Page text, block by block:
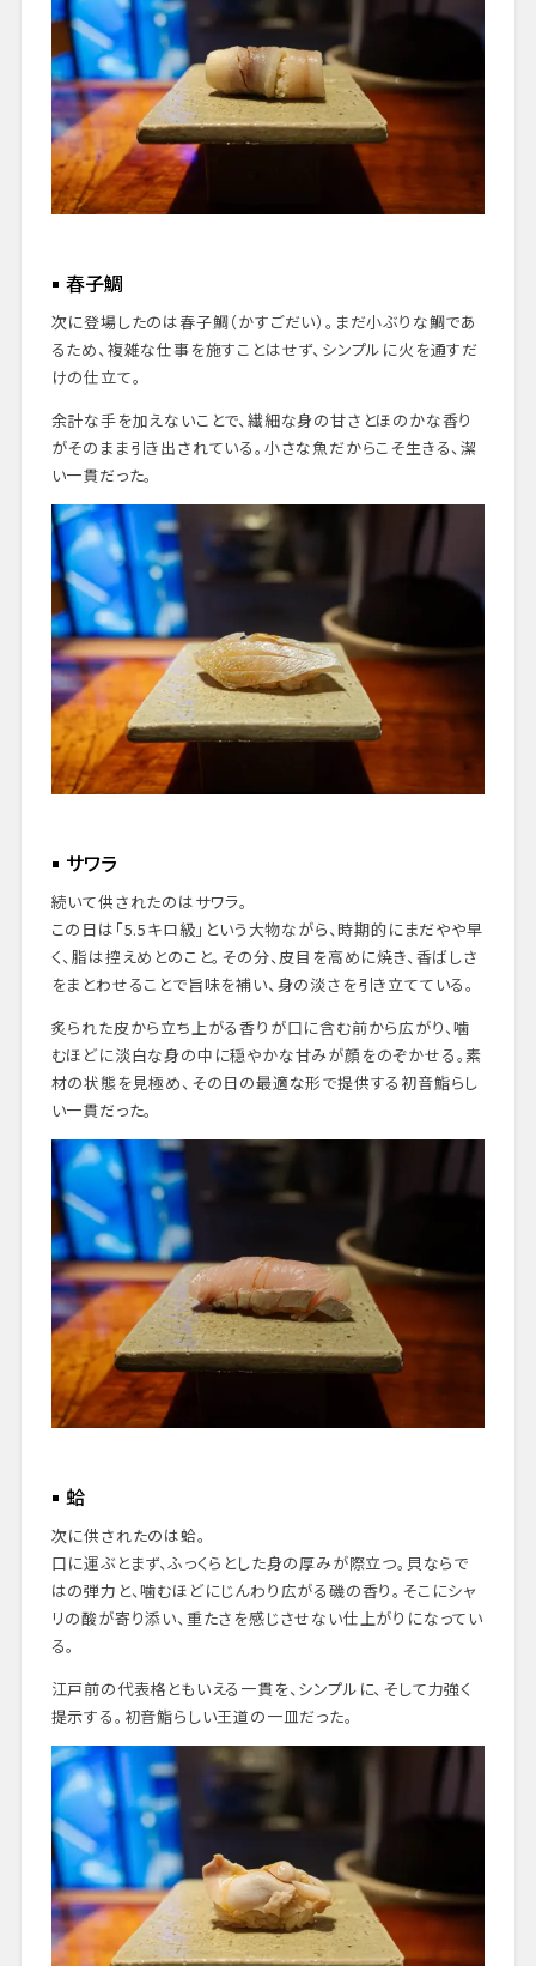
春子鯛
次に登場したのは春子鯛（かすごだい）。まだ小ぶりな鯛であ
るため、複雑な仕事を施すことはせず、シンプルに火を通すだ
けの仕立て。
余計な手を加えないことで、繊細な身の甘さとほのかな香り
がそのまま引き出されている。小さな魚だからこそ生きる、潔
い一貫だった。
サワラ
続いて供されたのはサワラ。
この日は「5.5キロ級」という大物ながら、時期的にまだやや早
く、脂は控えめとのこと。その分、皮目を高めに焼き、香ばしさ
をまとわせることで旨味を補い、身の淡さを引き立てている。
炙られた皮から立ち上がる香りが口に含む前から広がり、噛
むほどに淡白な身の中に穏やかな甘みが顔をのぞかせる。素
材の状態を見極め、その日の最適な形で提供する初音鮨らし
い一貫だった。
蛤
次に供されたのは蛤。
口に運ぶとまず、ふっくらとした身の厚みが際立つ。貝ならで
はの弾力と、噛むほどにじんわり広がる磯の香り。そこにシャ
リの酸が寄り添い、重たさを感じさせない仕上がりになってい
る。
江戸前の代表格ともいえる一貫を、シンプルに、そして力強く
提示する。初音鮨らしい王道の一皿だった。